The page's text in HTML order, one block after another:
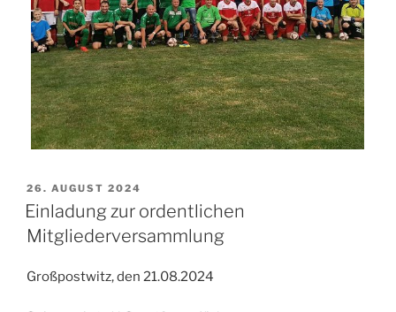
VERÖFFENTLICHT
AM
26. AUGUST 2024
Einladung zur ordentlichen
Mitgliederversammlung
Großpostwitz, den 21.08.2024